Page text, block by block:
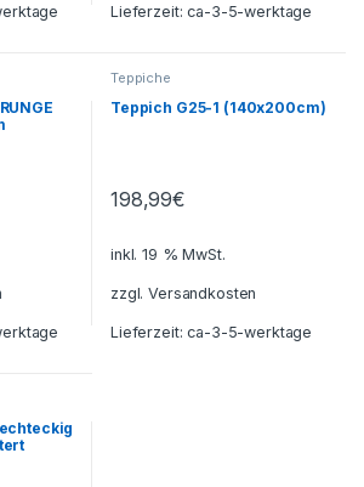
Lieferzeit:ca-3-5-werktage
Teppiche
Teppich G25-1 (140x200cm)
198,99€
inkl. 19 % MwSt.
zzgl.Versandkosten
Lieferzeit:ca-3-5-werktage